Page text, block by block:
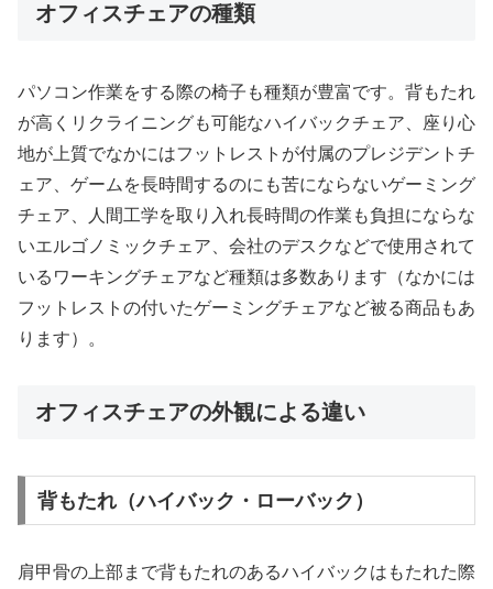
オフィスチェアの種類
パソコン作業をする際の椅子も種類が豊富です。背もたれ
が高くリクライニングも可能なハイバックチェア、座り心
地が上質でなかにはフットレストが付属のプレジデントチ
ェア、ゲームを長時間するのにも苦にならないゲーミング
チェア、人間工学を取り入れ長時間の作業も負担にならな
いエルゴノミックチェア、会社のデスクなどで使用されて
いるワーキングチェアなど種類は多数あります（なかには
フットレストの付いたゲーミングチェアなど被る商品もあ
ります）。
オフィスチェアの外観による違い
背もたれ（ハイバック・ローバック）
肩甲骨の上部まで背もたれのあるハイバックはもたれた際